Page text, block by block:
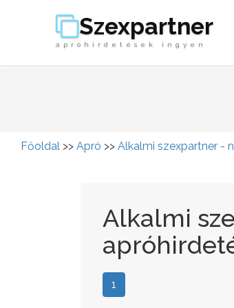
Szexpartner
apróhirdetések ingyen
Főoldal >> Apró >> Alkalmi szexpartner -
Alkalmi
1